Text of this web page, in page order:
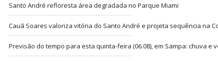
Santo André refloresta área degradada no Parque Miami
Cauã Soares valoriza vitória do Santo André e projeta sequência na
Previsão do tempo para esta quinta-feira (06.08), em Sampa: chuva e